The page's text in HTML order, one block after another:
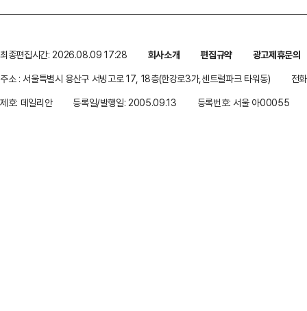
최종편집시간: 2026.08.09 17:28 회사소개 편집규약
광고제휴문의
주소 : 서울특별시 용산구 서빙고로 17, 18층(한강로3가,센트럴파크 타워동)
전
제호: 데일리안
등록일/발행일: 2005.09.13 등록번호: 서울 아00055